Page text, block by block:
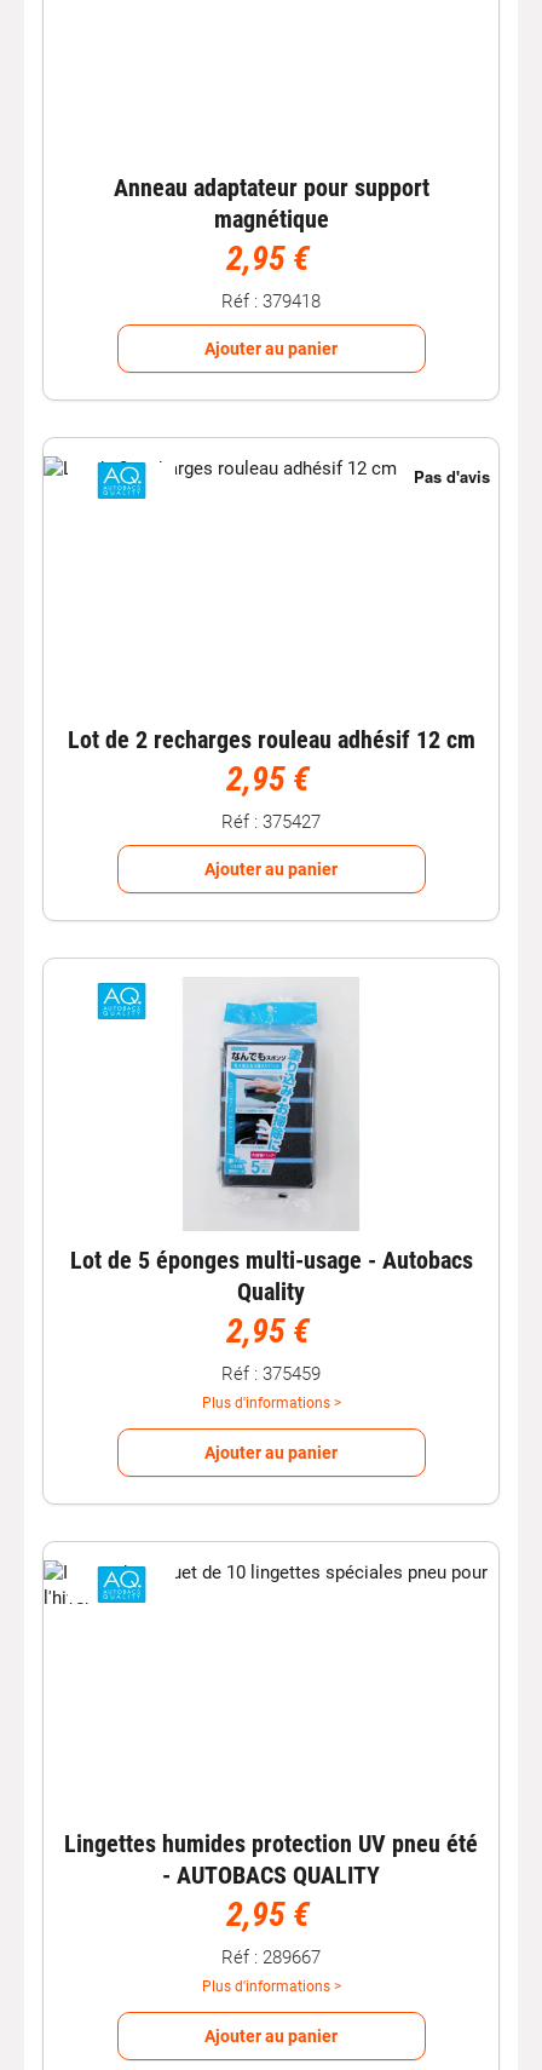
Anneau adaptateur pour support
magnétique
2,95 €
Réf : 379418
Ajouter au panier
Lot de 2 recharges rouleau adhésif 12 cm
2,95 €
Réf : 375427
Ajouter au panier
Lot de 5 éponges multi-usage - Autobacs
Quality
2,95 €
Réf : 375459
Plus d'informations >
Ajouter au panier
Lingettes humides protection UV pneu été
- AUTOBACS QUALITY
2,95 €
Réf : 289667
Plus d'informations >
Ajouter au panier